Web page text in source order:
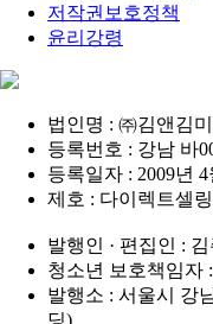
저작권보호정책
윤리강령
법인명 : ㈜김앤김
등록번호 : 강남 바
등록일자 : 2009년 4
제호 : 다이렉트셀
발행인 · 편집인 : 김
청소년 보호책임자
발행소 : 서울시 강
딩)